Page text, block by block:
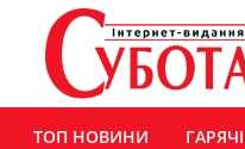
ТОП НОВИНИ